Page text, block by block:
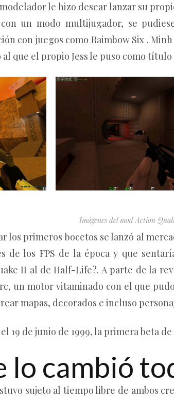
le hizo desear lanzar su
un modo multijugador, se
con juegos como Raimbow Six .
que el propio Jess le puso como
Imágenes del mod Action
los primeros bocetos se lanzó al
de los FPS de la época y que
II al de Half-Life?. A parte de la
un motor vitaminado con el que
mapas, decorados e incluso
19 de junio de 1999, la primera beta
lo cambió
sujeto al tiempo libre de ambos